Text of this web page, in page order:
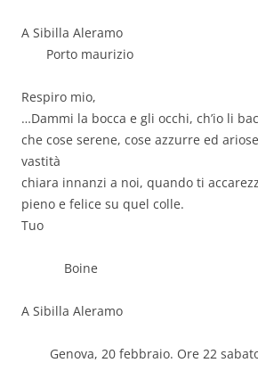
A Sibilla Aleramo
Porto maurizio
Respiro mio,
…Dammi la bocca e gli occhi, ch’io li
che cose serene, cose azzurre ed
vastità
chiara innanzi a noi, quando ti
pieno e felice su quel colle.
Tuo
Boine
A Sibilla Aleramo
Genova, 20 febbraio. Ore 22